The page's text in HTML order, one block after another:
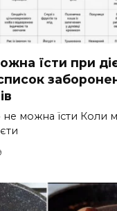
їсти при
не можна їсти Коли